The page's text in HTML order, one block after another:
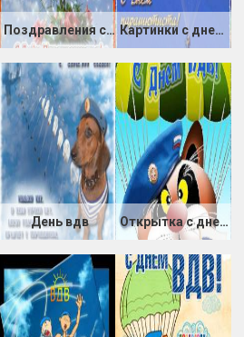
Поздравления с днем Парашютиста Картинки с днем Парашютиста
День вдв Открытка с днем ВДВ